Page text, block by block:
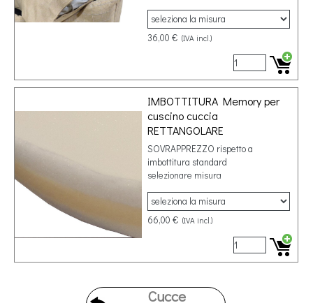
36,00 € (IVA incl.)
IMBOTTITURA Memory per
cuscino cuccia
RETTANGOLARE
SOVRAPPREZZO rispetto a
imbottitura standard
selezionare misura
66,00 € (IVA incl.)
Cucce